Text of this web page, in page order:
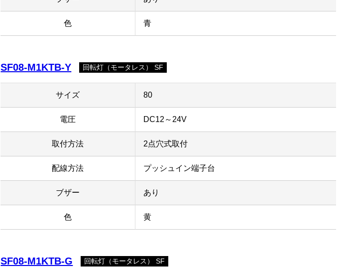
色 青
SF08-M1KTB-Y 回転灯（モータレス） SF
サイズ 80
電圧 DC12～24V
取付方法 2点穴式取付
配線方法 プッシュイン端子台
ブザー あり
色 黄
SF08-M1KTB-G 回転灯（モータレス） SF